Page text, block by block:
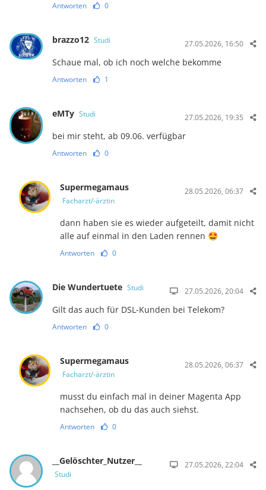
Antworten 0
brazzo12 Studi 27.05.2026, 16:50
Schaue mal, ob ich noch welche bekomme
Antworten 1
eMTy Studi 27.05.2026, 19:35
bei mir steht, ab 09.06. verfügbar
Antworten 0
Supermegamaus
Facharzt/-ärztin
28.05.2026, 06:37
dann haben sie es wieder aufgeteilt, damit nicht
alle auf einmal in den Laden rennen 🤩
Antworten 0
Die Wundertuete Studi 27.05.2026, 20:04
Gilt das auch für DSL-Kunden bei Telekom?
Antworten 0
Supermegamaus
Facharzt/-ärztin
28.05.2026, 06:37
musst du einfach mal in deiner Magenta App
nachsehen, ob du das auch siehst.
Antworten 0
__Gelöschter_Nutzer__
Studi
27.05.2026, 22:04